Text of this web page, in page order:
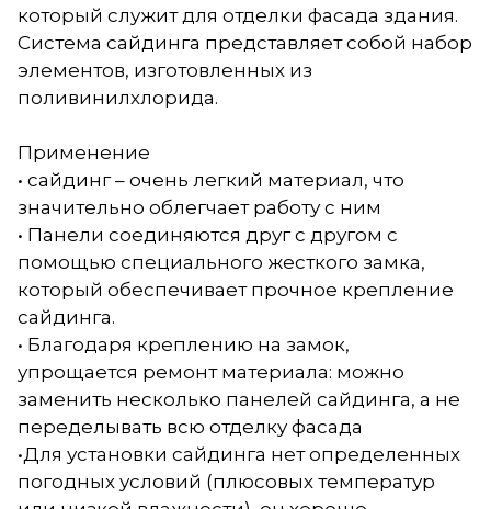
который служит для отделки фасада здания.
Система сайдинга представляет собой набор
элементов, изготовленных из
поливинилхлорида.
Применение
• сайдинг – очень легкий материал, что
значительно облегчает работу с ним
• Панели соединяются друг с другом с
помощью специального жесткого замка,
который обеспечивает прочное крепление
сайдинга.
• Благодаря креплению на замок,
упрощается ремонт материала: можно
заменить несколько панелей сайдинга, а не
переделывать всю отделку фасада
•Для установки сайдинга нет определенных
погодных условий (плюсовых температур